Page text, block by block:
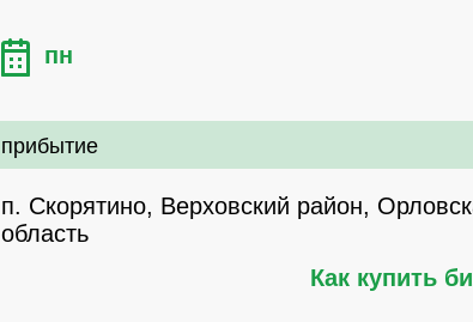
пн
прибытие
п. Скорятино, Верховский район,
область
Как купить